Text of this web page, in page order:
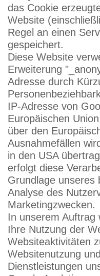
das Cookie
Website
Regel an einen
gespeichert.
Diese Website
Erweiterung
Adresse durch
IP-Adresse von
Europäischen
über den
Ausnahmefällen
in den USA
erfolgt diese
Grundlage unseres
Analyse des
Marketingzwecken.
In unserem Auftrag
Ihre Nutzung der
Websiteaktivitäten
Websitenutzung
Dienstleistungen